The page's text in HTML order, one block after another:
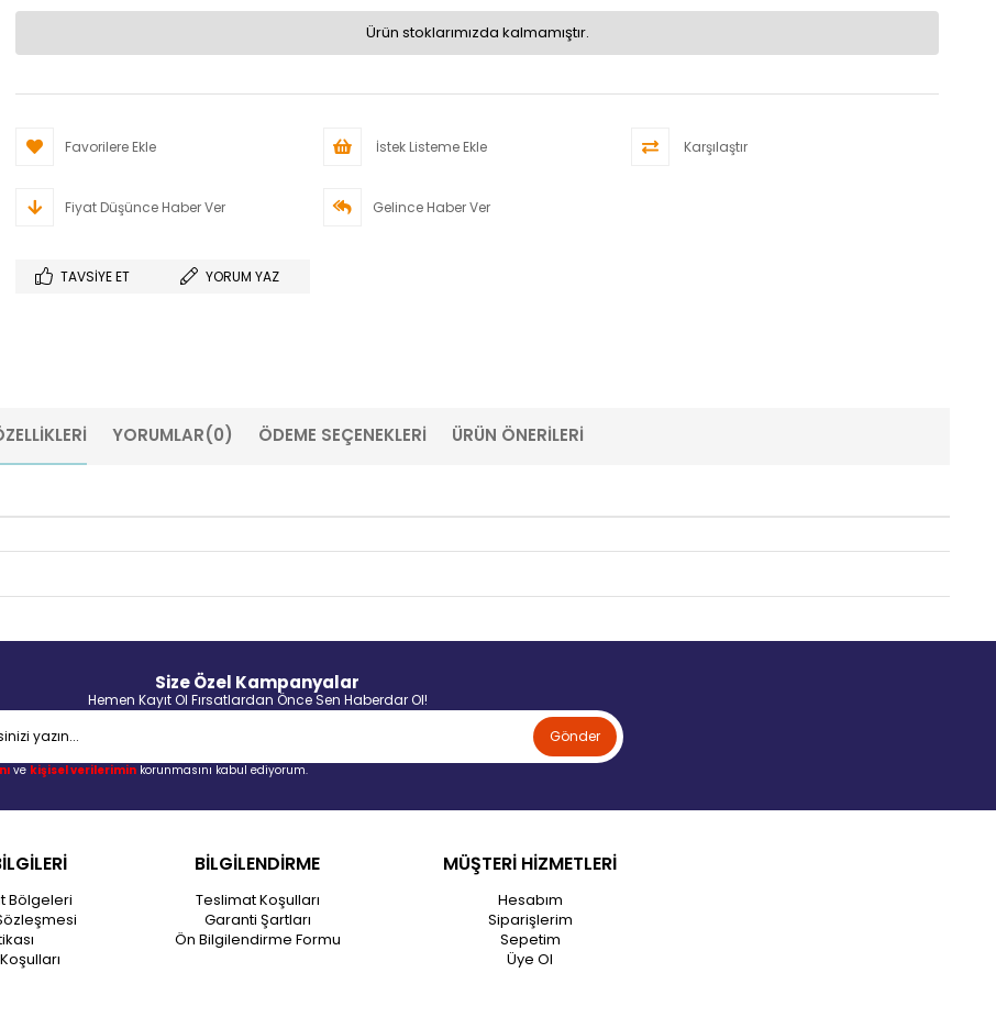
Ürün stoklarımızda kalmamıştır.
Favorilere Ekle İstek Listeme Ekle Karşılaştır
Fiyat Düşünce Haber Ver Gelince Haber Ver
TAVSIYE ET YORUM YAZ
YORUMLAR(0) ÖDEME SEÇENEKLERI ÜRÜN ÖNERILERI
Size Özel Kampanyalar
Hemen Kayıt Ol Fırsatlardan Önce Sen Haberdar Ol!
Gönder
ve kişisel verileriminkorunmasını kabul ediyorum.
Bölgeleri
BİLGİLENDİRME
Teslimat Koşulları
Garanti Şartları
Ön Bilgilendirme Formu
MÜŞTERİ HİZMETLERİ
Hesabım
Siparişlerim
Sepetim
Üye Ol